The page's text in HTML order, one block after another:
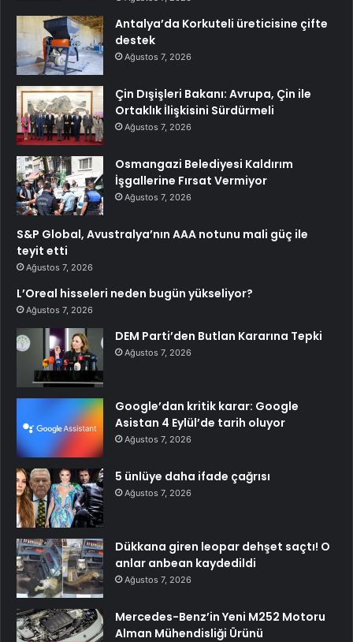
Antalya’da Korkuteli üreticisine çifte
destek
Ağustos 7, 2026
Çin Dışişleri Bakanı: Avrupa, Çin ile
Ortaklık İlişkisini Sürdürmeli
Ağustos 7, 2026
Osmangazi Belediyesi Kaldırım
İşgallerine Fırsat Vermiyor
Ağustos 7, 2026
S&P Global, Avustralya’nın AAA notunu mali güç ile
teyit etti
Ağustos 7, 2026
L’Oreal hisseleri neden bugün yükseliyor?
Ağustos 7, 2026
DEM Parti’den Butlan Kararına Tepki
Ağustos 7, 2026
Google’dan kritik karar: Google
Asistan 4 Eylül’de tarih oluyor
Ağustos 7, 2026
5 ünlüye daha ifade çağrısı
Ağustos 7, 2026
Dükkana giren leopar dehşet saçtı! O
anlar anbean kaydedildi
Ağustos 7, 2026
Mercedes-Benz’in Yeni M252 Motoru
Alman Mühendisliği Ürünü